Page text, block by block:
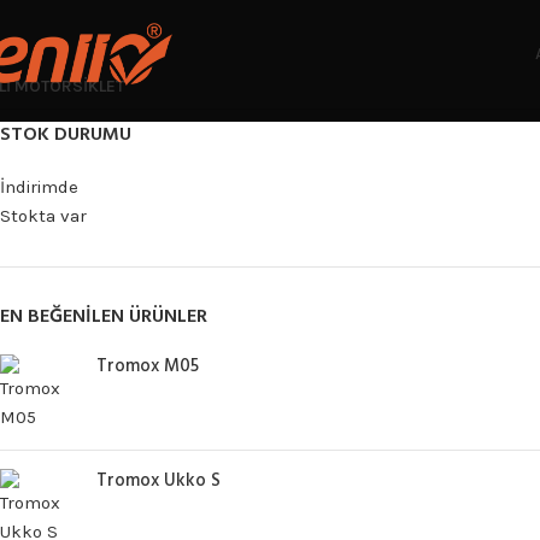
MOTORSIKLET
STOK DURUMU
İndirimde
Stokta var
EN BEĞENILEN ÜRÜNLER
Tromox M05
Tromox Ukko S